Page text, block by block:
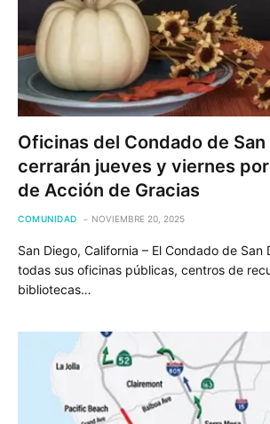
Oficinas del Condado de San
cerrarán jueves y viernes
de Acción de Gracias
COMUNIDAD NOVIEMBRE 20, 2025
San Diego, California – El Condado de San
todas sus oficinas públicas, centros de
bibliotecas…